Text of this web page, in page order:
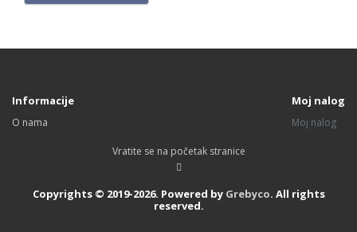
Informacije
O nama
Moj nalog
Moj nalog
Vratite se na početak stranice
Copyrights © 2019-2026. Powered by Grebyco. All rights
reserved.